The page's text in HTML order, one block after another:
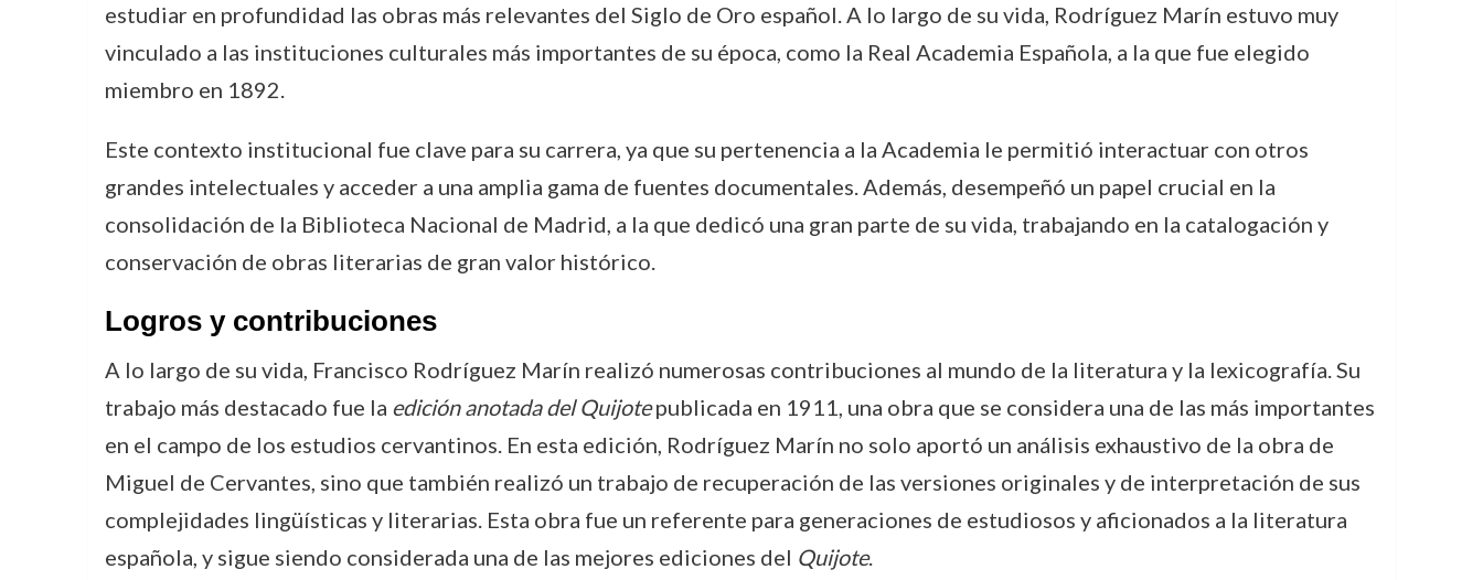
estudiar en profundidad las obras más relevantes del Siglo de Oro español. A lo largo de su vida, Rodríguez Marín estuvo muy
vinculado a las instituciones culturales más importantes de su época, como la Real Academia Española, a la que fue elegido
miembro en 1892.
Este contexto institucional fue clave para su carrera, ya que su pertenencia a la Academia le permitió interactuar con otros
grandes intelectuales y acceder a una amplia gama de fuentes documentales. Además, desempeñó un papel crucial en la
consolidación de la Biblioteca Nacional de Madrid, a la que dedicó una gran parte de su vida, trabajando en la catalogación y
conservación de obras literarias de gran valor histórico.
Logros y contribuciones
A lo largo de su vida, Francisco Rodríguez Marín realizó numerosas contribuciones al mundo de la literatura y la lexicografía. Su
trabajo más destacado fue la edición anotada del Quijotepublicada en 1911, una obra que se considera una de las más importantes
en el campo de los estudios cervantinos. En esta edición, Rodríguez Marín no solo aportó un análisis exhaustivo de la obra de
Miguel de Cervantes, sino que también realizó un trabajo de recuperación de las versiones originales y de interpretación de sus
complejidades lingüísticas y literarias. Esta obra fue un referente para generaciones de estudiosos y aficionados a la literatura
española, y sigue siendo considerada una de las mejores ediciones del Quijote.